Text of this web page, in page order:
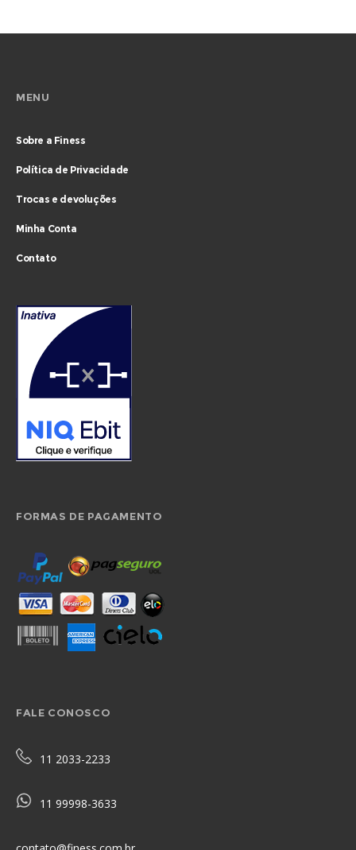
MENU
Sobre a Finess
Política de Privacidade
Trocas e devoluções
Minha Conta
Contato
FORMAS DE PAGAMENTO
FALE CONOSCO
11 2033-2233
11 99998-3633